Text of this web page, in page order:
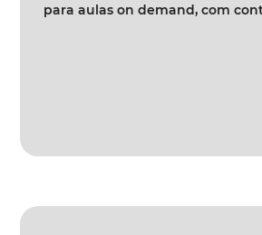
para aulas on demand, com